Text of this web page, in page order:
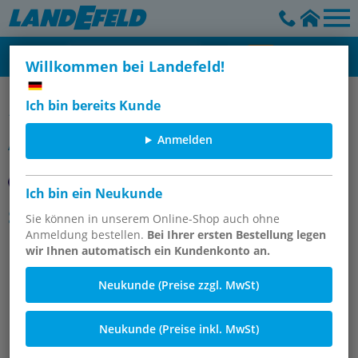
Willkommen bei Landefeld!
Ich bin bereits Kunde
Anmelden
Ich bin ein Neukunde
Sie können in unserem Online-Shop auch ohne
Anmeldung bestellen. Bei Ihrer ersten Bestellung legen
wir Ihnen automatisch ein Kundenkonto an.
Neukunde (Preise zzgl. MwSt)
Neukunde (Preise inkl. MwSt)
IQS-Steckanschlüsse für Standardanwendungen - Standard (3-
16 mm)
Artikelgruppe
Stecknippel mit Schlauchtülle für
PVC-Schlauch, Standard